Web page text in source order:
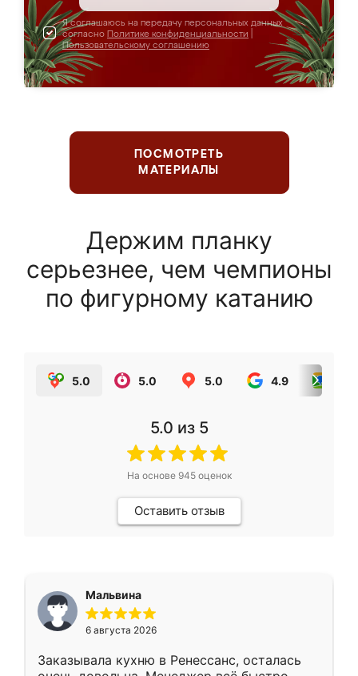
Я соглашаюсь на передачу персональных данных
согласно Политике конфиденциальности
Пользовательскому соглашению
ПОСМОТРЕТЬ
МАТЕРИАЛЫ
Держим планку
серьезнее, чем чемпионы
по фигурному катанию
5.0 5.0 5.0 4.9
5.0 из 5
На основе 945оценок
Оставить отзыв
Мальвина
6 августа 2026
Заказывала кухню в Ренессанс, осталась